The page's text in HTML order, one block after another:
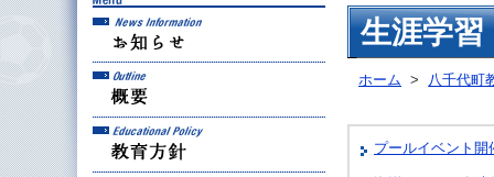
お知らせ
教育方針
生涯学習
ホーム > 八千代町
プールイベント開